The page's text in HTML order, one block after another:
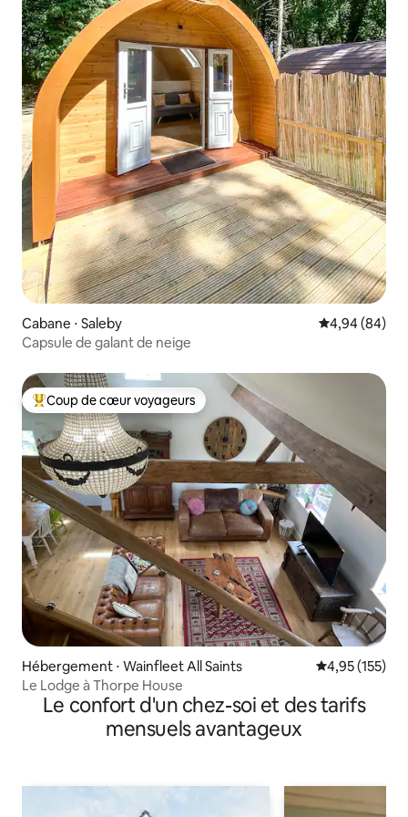
Cabane ⋅ Saleby Évaluation
4,94 (84)
Capsule de galant de neige
Coups de cœur voyageurs les plus appréciés
Coup de cœur voyageurs
Hébergement ⋅ Wainfleet All Saints Évaluation
4,95 (155)
Le Lodge à Thorpe House
Le confort d'un chez-soi et des tarifs
mensuels avantageux